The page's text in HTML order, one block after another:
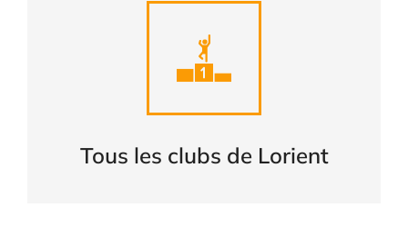
Tous les clubs de Lorient
Liste complète des clubs de
LORIENT